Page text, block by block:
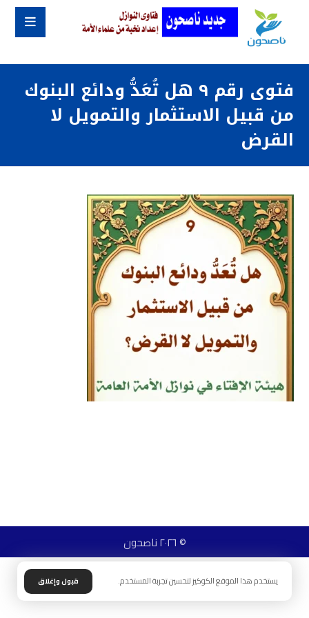
فتوى رقم ٩ هل تُعَدُّ ودائع البنوك
من قبيل الاستثمار والتمويل لا
القرض
© ٢٠٢٦ ناصحون
يستخدم هذا الموقع الكوكيز لتحسين تجربة المستخدم. قبول وإغلاق